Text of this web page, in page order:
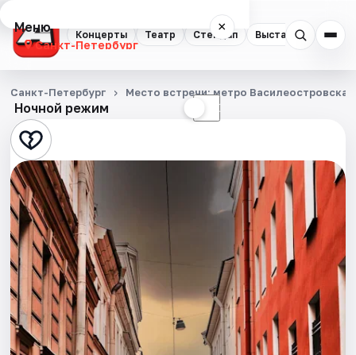
Концерты Театр Стендап Выставки
Меню ×
Санкт-Петербург
Концерты
Театр
Стендап
Выставки
Квесты
Экскурсии
Спорт
События
Ночной режим ☾
Санкт-Петербург Место встречи: метро